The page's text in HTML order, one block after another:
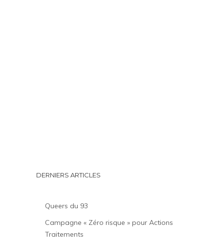
DERNIERS ARTICLES
Queers du 93
Campagne « Zéro risque » pour Actions
Traitements